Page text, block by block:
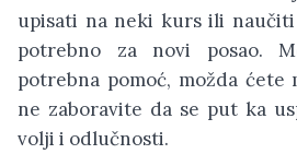
upisati na neki kurs ili
potrebno za novi posao.
potrebna pomoć, možda ćete
ne zaboravite da se put ka
volji i odlučnosti.